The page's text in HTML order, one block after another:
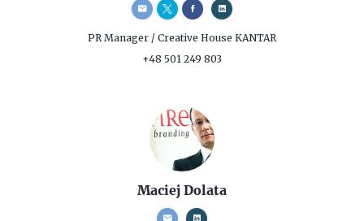
PR Manager / Creative House KANTAR
+48 501 249 803
Maciej Dolata